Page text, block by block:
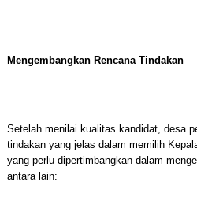
Mengembangkan Rencana Tindakan
Setelah menilai kualitas kandidat, desa
tindakan yang jelas dalam memilih
yang perlu dipertimbangkan dalam
antara lain: